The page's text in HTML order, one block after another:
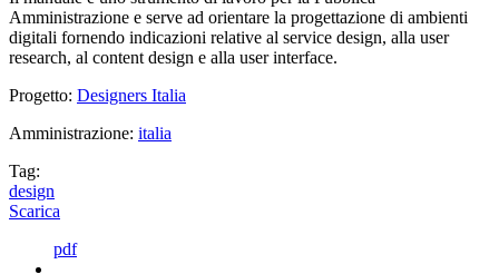
Amministrazione e serve ad orientare la progettazione di ambienti
digitali fornendo indicazioni relative al service design, alla user
research, al content design e alla user interface.
Progetto: Designers Italia
Amministrazione: italia
Tag:
design
Scarica
pdf